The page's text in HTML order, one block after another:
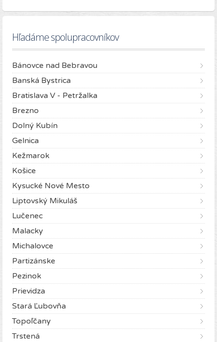
Hľadáme spolupracovníkov
Bánovce nad Bebravou
Banská Bystrica
Bratislava V - Petržalka
Brezno
Dolný Kubín
Gelnica
Kežmarok
Košice
Kysucké Nové Mesto
Liptovský Mikuláš
Lučenec
Malacky
Michalovce
Partizánske
Pezinok
Prievidza
Stará Ľubovňa
Topoľčany
Trstená